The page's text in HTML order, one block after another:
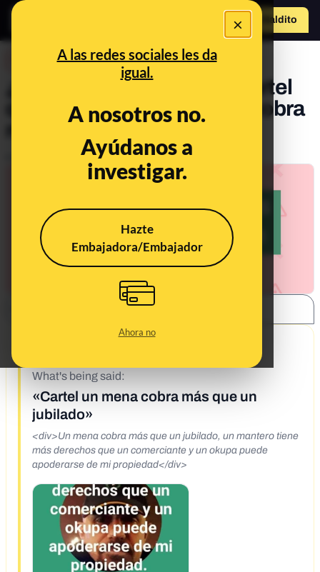
×
A las redes sociales les da
igual.
A nosotros no.
Ayúdanos a
investigar.
Hazte
Embajadora/Embajador
Ahora no
Hazte Maldito
¿Qué sabemos sobre el cartel
que afirma que “un mena cobra
más que un jubilado”?
May 14, 2021, 9:13:00 AM
What's being said:
«Cartel un mena cobra más que un
jubilado»
<div>Un mena cobra más que un jubilado, un mantero tiene
más derechos que un comerciante y un okupa puede
apoderarse de mi propiedad</div>